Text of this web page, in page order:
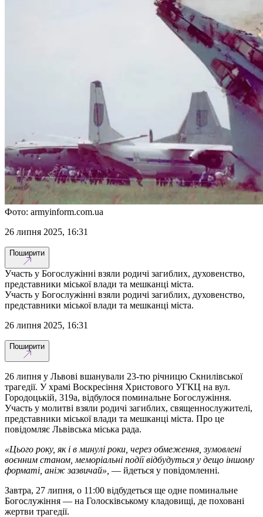
Фото: armyinform.com.ua
26 липня 2025, 16:31
Поширити
Участь у Богослужінні взяли родичі загиблих, духовенство,
представники міської влади та мешканці міста.
Участь у Богослужінні взяли родичі загиблих, духовенство,
представники міської влади та мешканці міста.
26 липня 2025, 16:31
Поширити
26 липня у Львові вшанували 23-тю річницю Скнилівської
трагедії. У храмі Воскресіння Христового УГКЦ на вул.
Городоцькій, 319а, відбулося поминальне Богослужіння.
Участь у молитві взяли родичі загиблих, священнослужителі,
представники міської влади та мешканці міста. Про це
повідомляє Львівська міська рада.
«Цього року, як і в минулі роки, через обмеження, зумовлені
воєнним станом, меморіальні події відбудуться у дещо іншому
форматі, аніж зазвичай», — йдеться у повідомленні.
Завтра, 27 липня, о 11:00 відбудеться ще одне поминальне
Богослужіння — на Голосківському кладовищі, де поховані
жертви трагедії.